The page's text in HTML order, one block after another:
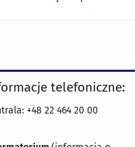
telefoniczne:
+48 22 464 20 00